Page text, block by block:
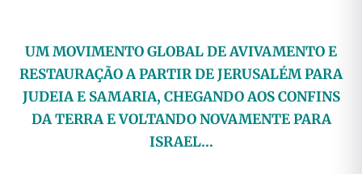
UM MOVIMENTO GLOBAL DE AVIVAMENTO E
RESTAURAÇÃO A PARTIR DE JERUSALÉM PARA
JUDEIA E SAMARIA, CHEGANDO AOS CONFINS
DA TERRA E VOLTANDO NOVAMENTE PARA
ISRAEL…